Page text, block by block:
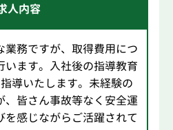
人内容
業務ですが、取得費用につ
います。入社後の指導教育
導いたします。未経験の
、皆さん事故等なく安全運
感じながらご活躍されて